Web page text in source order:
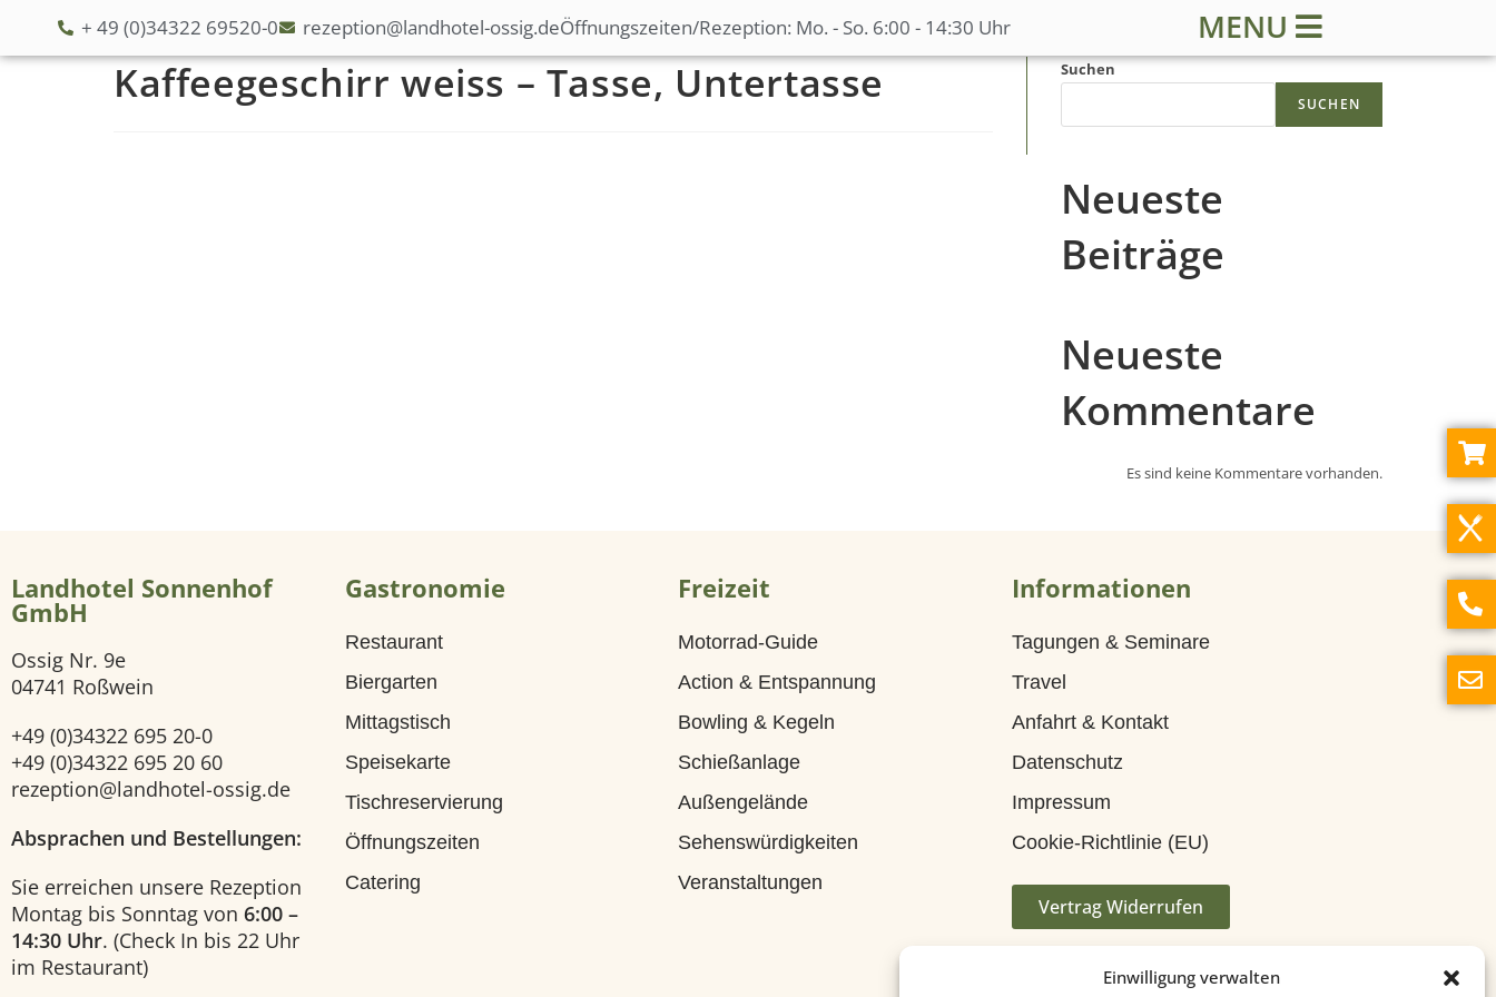
Einwilligung verwalten
+ 49 (0)34322 69520-0 rezeption@landhotel-ossig.deÖffnungszeiten/Rezeption: Mo. - So. 6:00 - 14:30 Uhr MENU
e
o
e
U
Kaffeegeschirr weiss – Tasse, Untertasse Suchen
SUCHEN
Neueste
Beiträge
Neueste
Kommentare
Es sind keine Kommentare vorhanden.
Landhotel Sonnenhof
GmbH
Ossig Nr. 9e
04741 Roßwein
+49 (0)34322 695 20-0
+49 (0)34322 695 20 60
rezeption@landhotel-ossig.de
Absprachen und Bestellungen:
Sie erreichen unsere Rezeption
Montag bis Sonntag von 6:00 –
14:30 Uhr. (Check In bis 22 Uhr
im Restaurant)
Gastronomie
Restaurant
Biergarten
Mittagstisch
Speisekarte
Tischreservierung
Öffnungszeiten
Catering
Freizeit
Motorrad-Guide
Action & Entspannung
Bowling & Kegeln
Schießanlage
Außengelände
Sehenswürdigkeiten
Veranstaltungen
Informationen
Tagungen & Seminare
Travel
Anfahrt & Kontakt
Datenschutz
Impressum
Cookie-Richtlinie (EU)
Vertrag Widerrufen